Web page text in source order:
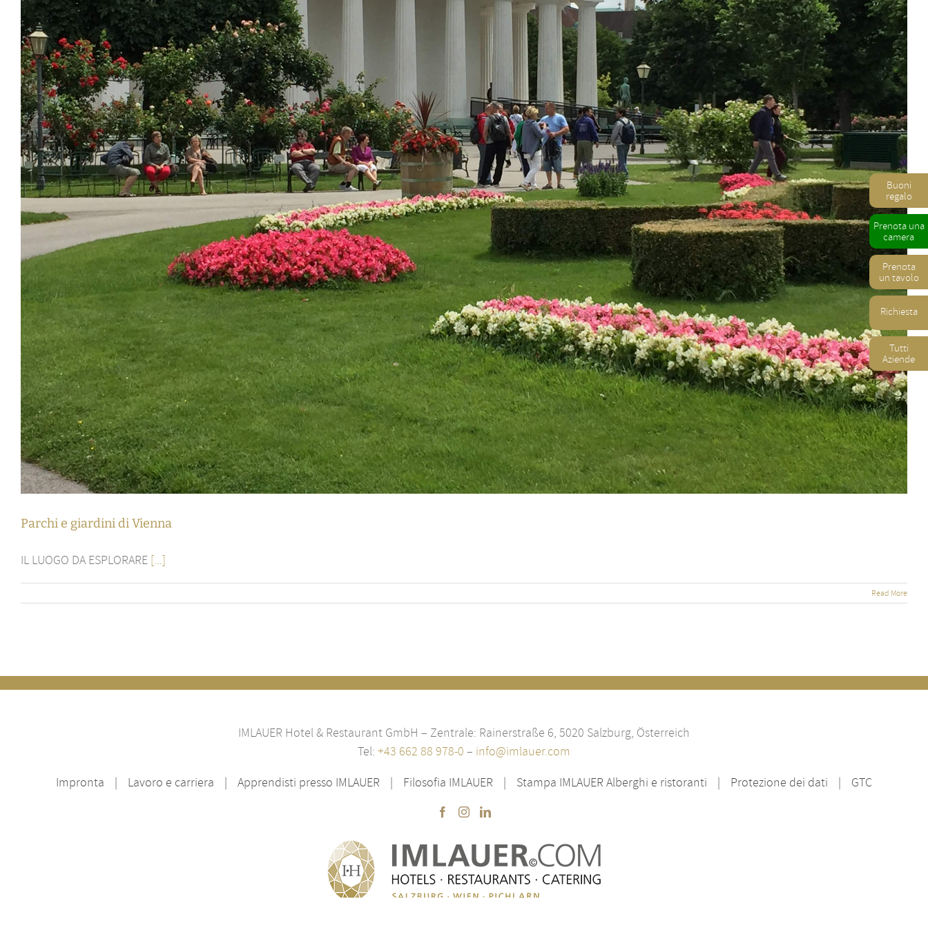
Buoni
regalo
Prenota una
camera
Prenota
un tavolo
Richiesta
Tutti
Aziende
Parchi e giardini di Vienna
IL LUOGO DA ESPLORARE [...]
Read More
IMLAUER Hotel & Restaurant GmbH – Zentrale: Rainerstraße 6, 5020 Salzburg, Österreich
Tel: +43 662 88 978-0 – info@imlauer.com
Impronta
Lavoro e carriera Apprendisti presso IMLAUER Filosofia IMLAUER Stampa IMLAUER Alberghi e ristoranti Protezione dei dati GTC